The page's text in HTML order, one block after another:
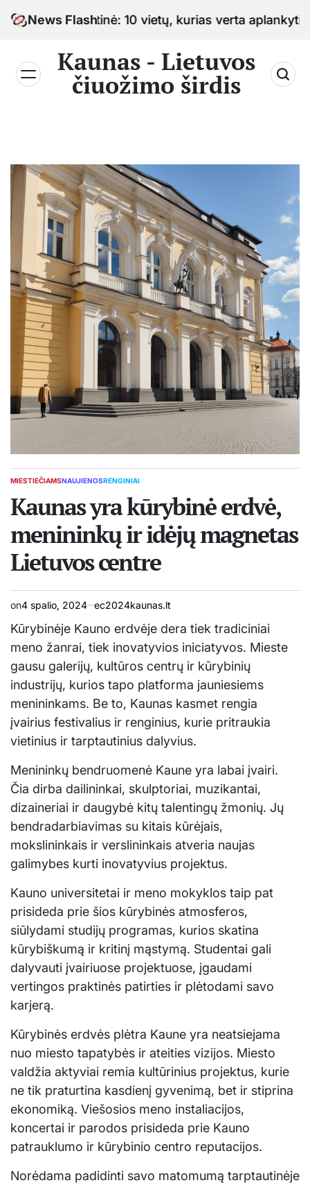
News Flash
sostinė: 10 vietų, kurias verta aplankyti keliaujant
Kaunas - Lietuvos
čiuožimo širdis
POSTED
MIESTIEČIAMSNAUJIENOSRENGINIAI
Kaunas yra kūrybinė erdvė,
menininkų ir idėjų magnetas
Lietuvos centre
on4 spalio, 2024 ec2024kaunas.lt
Kūrybinėje Kauno erdvėje dera tiek tradiciniai
meno žanrai, tiek inovatyvios iniciatyvos. Mieste
gausu galerijų, kultūros centrų ir kūrybinių
industrijų, kurios tapo platforma jauniesiems
menininkams. Be to, Kaunas kasmet rengia
įvairius festivalius ir renginius, kurie pritraukia
vietinius ir tarptautinius dalyvius.
Menininkų bendruomenė Kaune yra labai įvairi.
Čia dirba dailininkai, skulptoriai, muzikantai,
dizaineriai ir daugybė kitų talentingų žmonių. Jų
bendradarbiavimas su kitais kūrėjais,
mokslininkais ir verslininkais atveria naujas
galimybes kurti inovatyvius projektus.
Kauno universitetai ir meno mokyklos taip pat
prisideda prie šios kūrybinės atmosferos,
siūlydami studijų programas, kurios skatina
kūrybiškumą ir kritinį mąstymą. Studentai gali
dalyvauti įvairiuose projektuose, įgaudami
vertingos praktinės patirties ir plėtodami savo
karjerą.
Kūrybinės erdvės plėtra Kaune yra neatsiejama
nuo miesto tapatybės ir ateities vizijos. Miesto
valdžia aktyviai remia kultūrinius projektus, kurie
ne tik praturtina kasdienį gyvenimą, bet ir stiprina
ekonomiką. Viešosios meno instaliacijos,
koncertai ir parodos prisideda prie Kauno
patrauklumo ir kūrybinio centro reputacijos.
Norėdama padidinti savo matomumą tarptautinėje